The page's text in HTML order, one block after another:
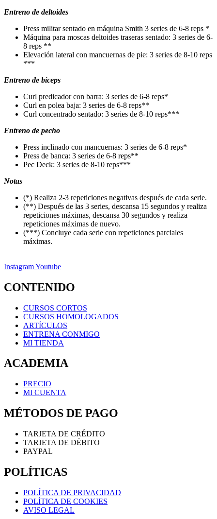
Entreno de deltoides
Press militar sentado en máquina Smith 3 series de 6-8 reps *
Máquina para moscas deltoides traseras sentado: 3 series de 6-
8 reps **
Elevación lateral con mancuernas de pie: 3 series de 8-10 reps
***
Entreno de bíceps
Curl predicador con barra: 3 series de 6-8 reps*
Curl en polea baja: 3 series de 6-8 reps**
Curl concentrado sentado: 3 series de 8-10 reps***
Entreno de pecho
Press inclinado con mancuernas: 3 series de 6-8 reps*
Press de banca: 3 series de 6-8 reps**
Pec Deck: 3 series de 8-10 reps***
Notas
(*) Realiza 2-3 repeticiones negativas después de cada serie.
(**) Después de las 3 series, descansa 15 segundos y realiza
repeticiones máximas, descansa 30 segundos y realiza
repeticiones máximas de nuevo.
(***) Concluye cada serie con repeticiones parciales
máximas.
InstagramYoutube
CONTENIDO
CURSOS CORTOS
CURSOS HOMOLOGADOS
ARTÍCULOS
ENTRENA CONMIGO
MI TIENDA
ACADEMIA
PRECIO
MI CUENTA
MÉTODOS DE PAGO
TARJETA DE CRÉDITO
TARJETA DE DÉBITO
PAYPAL
POLÍTICAS
POLÍTICA DE PRIVACIDAD
POLÍTICA DE COOKIES
AVISO LEGAL